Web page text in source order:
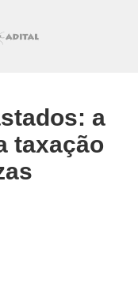
a
taxação